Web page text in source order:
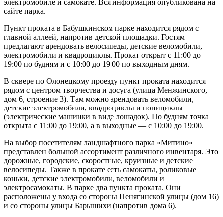
электромобиле и самокате. Вся информация опубликована на
сайте парка.
Пункт проката в Бабушкинском парке находится рядом с
главной аллеей, напротив детской площадки. Гостям
предлагают арендовать велосипеды, детские веломобили,
электромобили и квадроциклы. Прокат открыт с 11:00 до
19:00 по будням и с 10:00 до 19:00 по выходным дням.
В сквере по Олонецкому проезду пункт проката находится
рядом с центром творчества и досуга (улица Менжинского,
дом 6, строение 3). Там можно арендовать веломобили,
детские электромобили, квадроциклы и понициклы
(электрические машинки в виде лошадок). По будням точка
открыта с 11:00 до 19:00, а в выходные — с 10:00 до 19:00.
На выбор посетителям ландшафтного парка «Митино»
представлен большой ассортимент различного инвентаря. Это
дорожные, городские, скоростные, круизные и детские
велосипеды. Также в прокате есть самокаты, роликовые
коньки, детские электромобили, веломобили и
электросамокаты. В парке два пункта проката. Они
расположены у входа со стороны Пенягинской улицы (дом 16)
и со стороны улицы Барышихи (напротив дома 6).